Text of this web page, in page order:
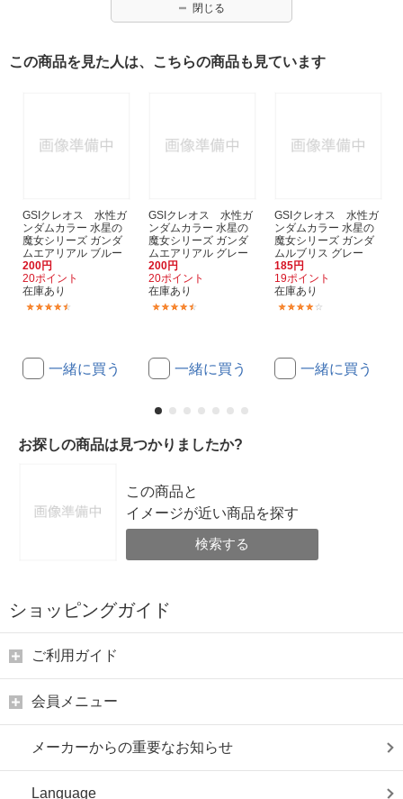
閉じる
この商品を見た人は、こちらの商品も見ています
GSIクレオス 水性ガ
ンダムカラー 水星の
魔女シリーズ ガンダ
ムエアリアル ブルー
200円
20ポイント
在庫あり
一緒に買う
GSIクレオス 水性ガ
ンダムカラー 水星の
魔女シリーズ ガンダ
ムエアリアル グレー
200円
20ポイント
在庫あり
一緒に買う
GSIクレオス 水性ガ
ンダムカラー 水星の
魔女シリーズ ガンダ
ムルブリス グレー
185円
19ポイント
在庫あり
一緒に買う
お探しの商品は見つかりましたか?
この商品と
イメージが近い商品を探す
検索する
ショッピングガイド
ご利用ガイド
会員メニュー
メーカーからの重要なお知らせ
Language